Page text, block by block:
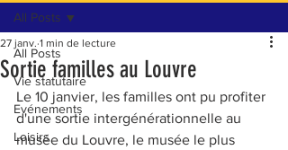
All Posts
Vie statutaire
Evénements
Loisirs
All Posts
Sortie familles au Louvre
27 janv. 1 min de lecture
Le 10 janvier, les familles ont pu profiter
d'une sortie intergénérationnelle au
musée du Louvre, le musée le plus